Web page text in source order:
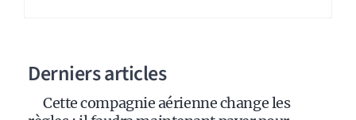
Derniers articles
Cette compagnie aérienne change les